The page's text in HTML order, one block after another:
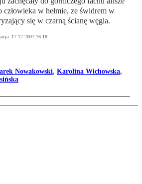
człowieka w hełmie, ze świdrem w
się w czarną ścianę węgla.
17.12.2007 16:18
Nowakowski, Karolina Wichowska,